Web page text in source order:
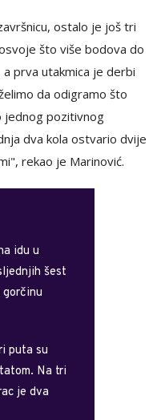
ostalo je još tri
što više bodova do
prva utakmica je derbi
da odigramo što
jednog pozitivnog
dva kola ostvario dvije
rekao je Marinović.
idu u
šest
puta su
Na tri
je dva